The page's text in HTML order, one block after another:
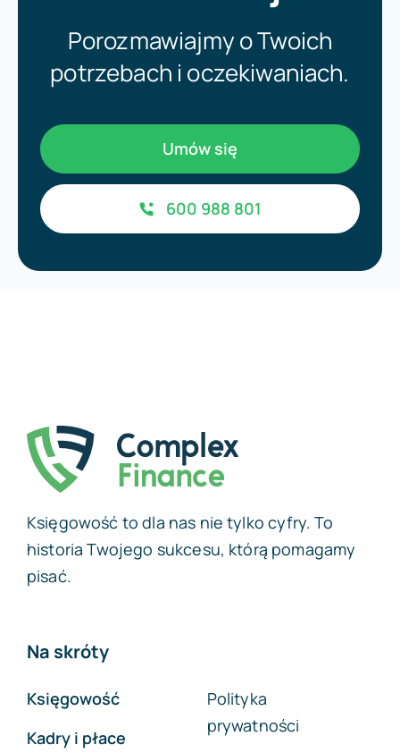
Porozmawiajmy o Twoich
potrzebach i oczekiwaniach.
Umów się
600 988 801
Księgowość to dla nas nie tylko cyfry. To
historia Twojego sukcesu, którą pomagamy
pisać.
Na skróty
Księgowość
Kadry i płace
Polityka
prywatności